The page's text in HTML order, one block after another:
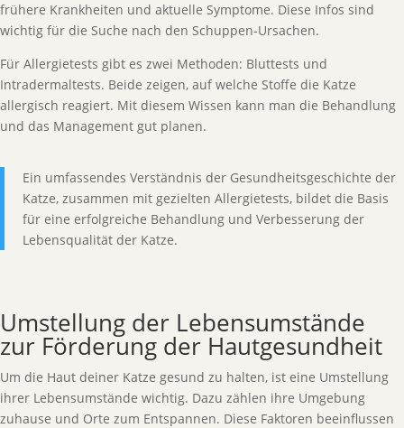
frühere Krankheiten und aktuelle Symptome. Diese Infos sind
wichtig für die Suche nach den Schuppen-Ursachen.
Für Allergietests gibt es zwei Methoden: Bluttests und
Intradermaltests. Beide zeigen, auf welche Stoffe die Katze
allergisch reagiert. Mit diesem Wissen kann man die Behandlung
und das Management gut planen.
Ein umfassendes Verständnis der Gesundheitsgeschichte der
Katze, zusammen mit gezielten Allergietests, bildet die Basis
für eine erfolgreiche Behandlung und Verbesserung der
Lebensqualität der Katze.
Umstellung der Lebensumstände
zur Förderung der Hautgesundheit
Um die Haut deiner Katze gesund zu halten, ist eine Umstellung
ihrer Lebensumstände wichtig. Dazu zählen ihre Umgebung
zuhause und Orte zum Entspannen. Diese Faktoren beeinflussen